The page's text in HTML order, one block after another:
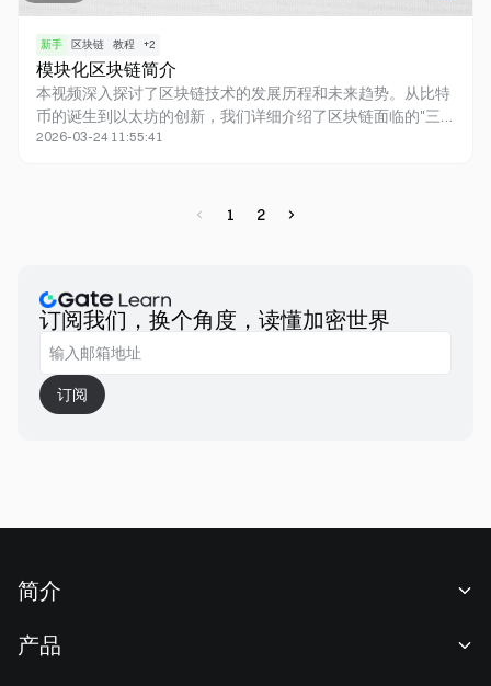
新手 区块链 教程 +2
模块化区块链简介
本视频深入探讨了区块链技术的发展历程和未来趋势。从比特
币的诞生到以太坊的创新，我们详细介绍了区块链面临的"三
难困境"，以及模块化区块链作为潜在解决方案的出现。内容
析了模块化区块链的优缺点，并列举了当前采用模块化方法的
2026-03-24 11:55:41
1 2
订阅我们，换个角度，读懂加密世界
订阅
简介
产品